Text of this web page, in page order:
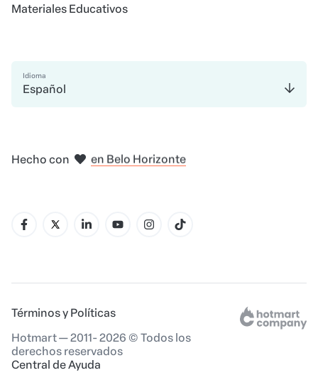
Materiales Educativos
Idioma
Español
Hecho con en Belo Horizonte
Términos y Políticas
Hotmart — 2011- 2026 © Todos los
derechos reservados
Central de Ayuda